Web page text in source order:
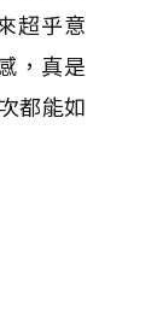
超乎意
，真是
都能如